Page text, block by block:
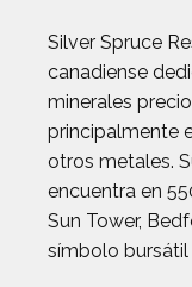
Silver Spruce
canadiense
minerales
principalmente
otros metales.
encuentra en
Sun Tower,
símbolo bursátil